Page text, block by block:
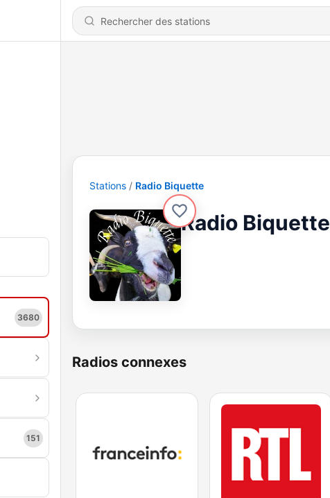
3680
151
Stations Radio Biquette
Radio Biquette
Radios connexes